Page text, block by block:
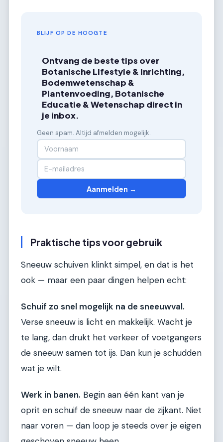
BLIJF OP DE HOOGTE
Ontvang de beste tips over
Botanische Lifestyle & Inrichting,
Bodemwetenschap &
Plantenvoeding, Botanische
Educatie & Wetenschap direct in
je inbox.
Geen spam. Altijd afmelden mogelijk.
Aanmelden →
Praktische tips voor gebruik
Sneeuw schuiven klinkt simpel, en dat is het
ook — maar een paar dingen helpen echt:
Schuif zo snel mogelijk na de sneeuwval.
Verse sneeuw is licht en makkelijk. Wacht je
te lang, dan drukt het verkeer of voetgangers
de sneeuw samen tot ijs. Dan kun je schudden
wat je wilt.
Werk in banen. Begin aan één kant van je
oprit en schuif de sneeuw naar de zijkant. Niet
naar voren — dan loop je steeds over je eigen